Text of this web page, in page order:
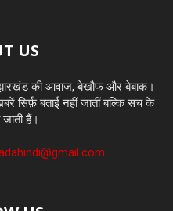
US
की आवाज़, बेखौफ और बेबाक।
सिर्फ़ बताई नहीं जातीं बल्कि सच के
हैं।